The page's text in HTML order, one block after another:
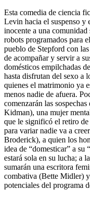
Esta comedia de ciencia
Levin hacia el suspenso y
inocente a una comunidad
robots programados para
pueblo de Stepford con
de acompañar y servir a
domésticos empilchadas
hasta disfrutan del sexo a
quienes el matrimonio ya
menos nadie de afuera.
comenzarán las
Kidman), una mujer
que le significó el retiro
para variar nadie va a
Broderick), a quien los
idea de “domesticar” a
estará sola en su lucha; a
sumarán una escritora
combativa (Bette Midler)
potenciales del programa